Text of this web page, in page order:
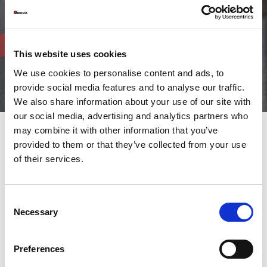
This website uses cookies
We use cookies to personalise content and ads, to
provide social media features and to analyse our traffic.
We also share information about your use of our site with
our social media, advertising and analytics partners who
may combine it with other information that you’ve
provided to them or that they’ve collected from your use
of their services.
Selection
Necessary
Preferences
POURQUOI FORMER VOS COLLABORATEURS ?
Grâce à la formation continue, vous répondez au besoin
faisant
évoluer le niveau de compétences de l’entreprise, la rendant
l’assurance qu’ils utilisent leurs outils de travail en toute sécurité.